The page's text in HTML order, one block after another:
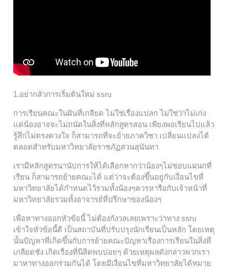
1.อย่ากลัวการเริ่มต้นใหม่ ssru
การเรียนคณะในฝันที่เกลียด ไม่ใช่เรื่องแปลก ไม่ใช่ว่าไม่เก่ง
แต่น้องอาจจะไม่ถนัดในสิ่งที่หลักสูตรสอน เพียงพอเรียนไปแล้ว
รู้สึกไม่ตรงดวงใจ ก็สามารถที่จะย้ายภาควิชา เปลี่ยนแปลงได้
ตลอดสำหรับมหาวิทยาลัยราชภัฏสวนสุนันทา
เรามีหลักสูตรนานัปการให้ได้เลือกหากว่าน้องๆไม่ชอบแผนกที่
เรียน ก็สามารถย้ายคณะได้ แต่ว่าจะต้องขึ้นอยู่กับเงื่อนไขที่
มหาวิทยาลัยได้กำหนดไว้รวมทั้งน้องๆควรหารือกับเจ้าหน้าที่
มหาวิทยาลัยรวมทั้งอาจารย์ที่ปรึกษาของน้องๆ
เพื่อหาทางออกหัวข้อนี้ ไม่ต้องกังวลเลยเพราะว่าทาง ssru
เข้าใจหัวข้อนี้ดี เป็นสถาบันที่ปรับปรุงนักเรียนเป็นหลัก โดยเหตุ
นั้นปัญหาที่เกิดขึ้นกับการย้ายคณะปัญหาเรื่องการเรียนในสิ่งที่
เกลียดชัง เกิดเรื่องที่นิสิตพบบ่อยๆ ด้วยเหตุผลดังกล่าวพวกเรา
มาหาทางออกร่วมกันได้ โดยมีเงื่อนไขที่มหาวิทยาลัยได้หมาย